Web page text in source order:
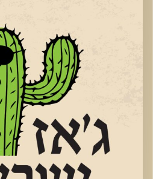
מתכתב עם השם של אחד מאלבומי
משנת 1960. נועה תופיע
קהילת הג'ז הישראלית שמוביל ברק
ל"גבירתי הנאווה"
והשני לסיפור "הפרברים"
שוחחנו איתה על תהליך היצירה, על
קרדיט תמונות: רותם בר-אילן